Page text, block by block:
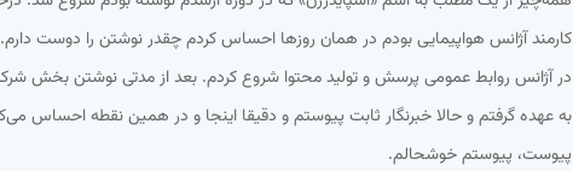
در آژانس روابط عمومی پرسش و تولید محتوا شروع کردم. بعد از مدتی نوشتن بخش
به عهده گرفتم و حالا خبرنگار ثابت پیوستم و دقیقا اینجا و در همین نقطه احساس
پیوست، پیوستم خوشحالم.